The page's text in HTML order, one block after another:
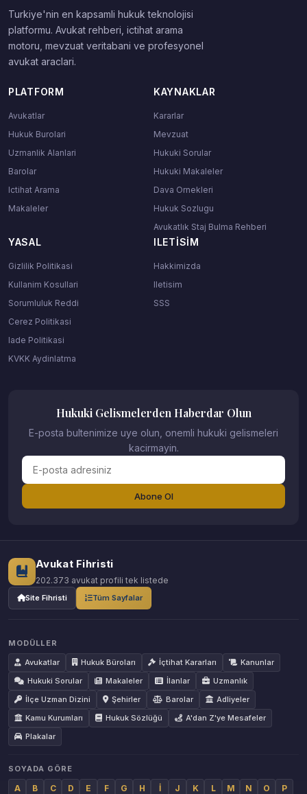
Turkiye'nin en kapsamli hukuk teknolojisi
platformu. Avukat rehberi, ictihat arama
motoru, mevzuat veritabani ve profesyonel
avukat araclari.
PLATFORM
Avukatlar
Hukuk Burolari
Uzmanlik Alanlari
Barolar
Ictihat Arama
Makaleler
KAYNAKLAR
Kararlar
Mevzuat
Hukuki Sorular
Hukuki Makaleler
Dava Ornekleri
Hukuk Sozlugu
Avukatlık Staj Bulma Rehberi
YASAL
Gizlilik Politikasi
Kullanim Kosullari
Sorumluluk Reddi
Cerez Politikasi
Iade Politikasi
KVKK Aydinlatma
ILETISIM
Hakkimizda
Iletisim
SSS
Hukuki Gelismelerden Haberdar Olun
E-posta bultenimize uye olun, onemli hukuki gelismeleri
kacirmayin.
Abone Ol
Avukat Fihristi
202.373 avukat profili tek listede
Site Fihristi Tüm Sayfalar
MODÜLLER
Avukatlar
Hukuk Büroları İçtihat Kararları
Kanunlar
Hukuki Sorular
Makaleler İlanlar
Uzmanlık
İlçe Uzman Dizini
Şehirler Barolar
Adliyeler
Kamu Kurumları
Hukuk Sözlüğü
A'dan Z'ye Mesafeler
Plakalar
SOYADA GÖRE
A B C D E F G H İ J K L M N O
P